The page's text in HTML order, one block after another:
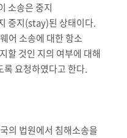
소송은 중지
중지(stay)된 상태이다.
어 소송에 대한 항소
할 것인 지의 여부에 대해
요청하였다고 한다.
의 법원에서 침해소송을